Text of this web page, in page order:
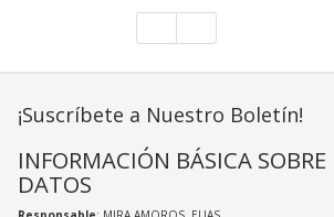
¡Suscríbete a Nuestro Boletín!
INFORMACIÓN BÁSICA
DATOS